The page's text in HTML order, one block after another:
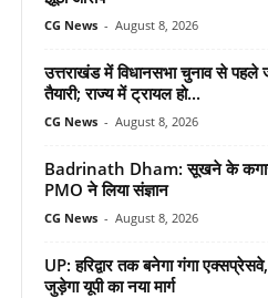
CG News - August 8, 2026
उत्तराखंड में विधानसभा चुनाव से
तैयारी; राज्य में ट्रायल हो...
CG News - August 8, 2026
Badrinath Dham: सूखने के कगार
PMO ने लिया संज्ञान
CG News - August 8, 2026
UP: हरिद्वार तक बनेगा गंगा
जुड़ेगा यूपी का नया मार्ग